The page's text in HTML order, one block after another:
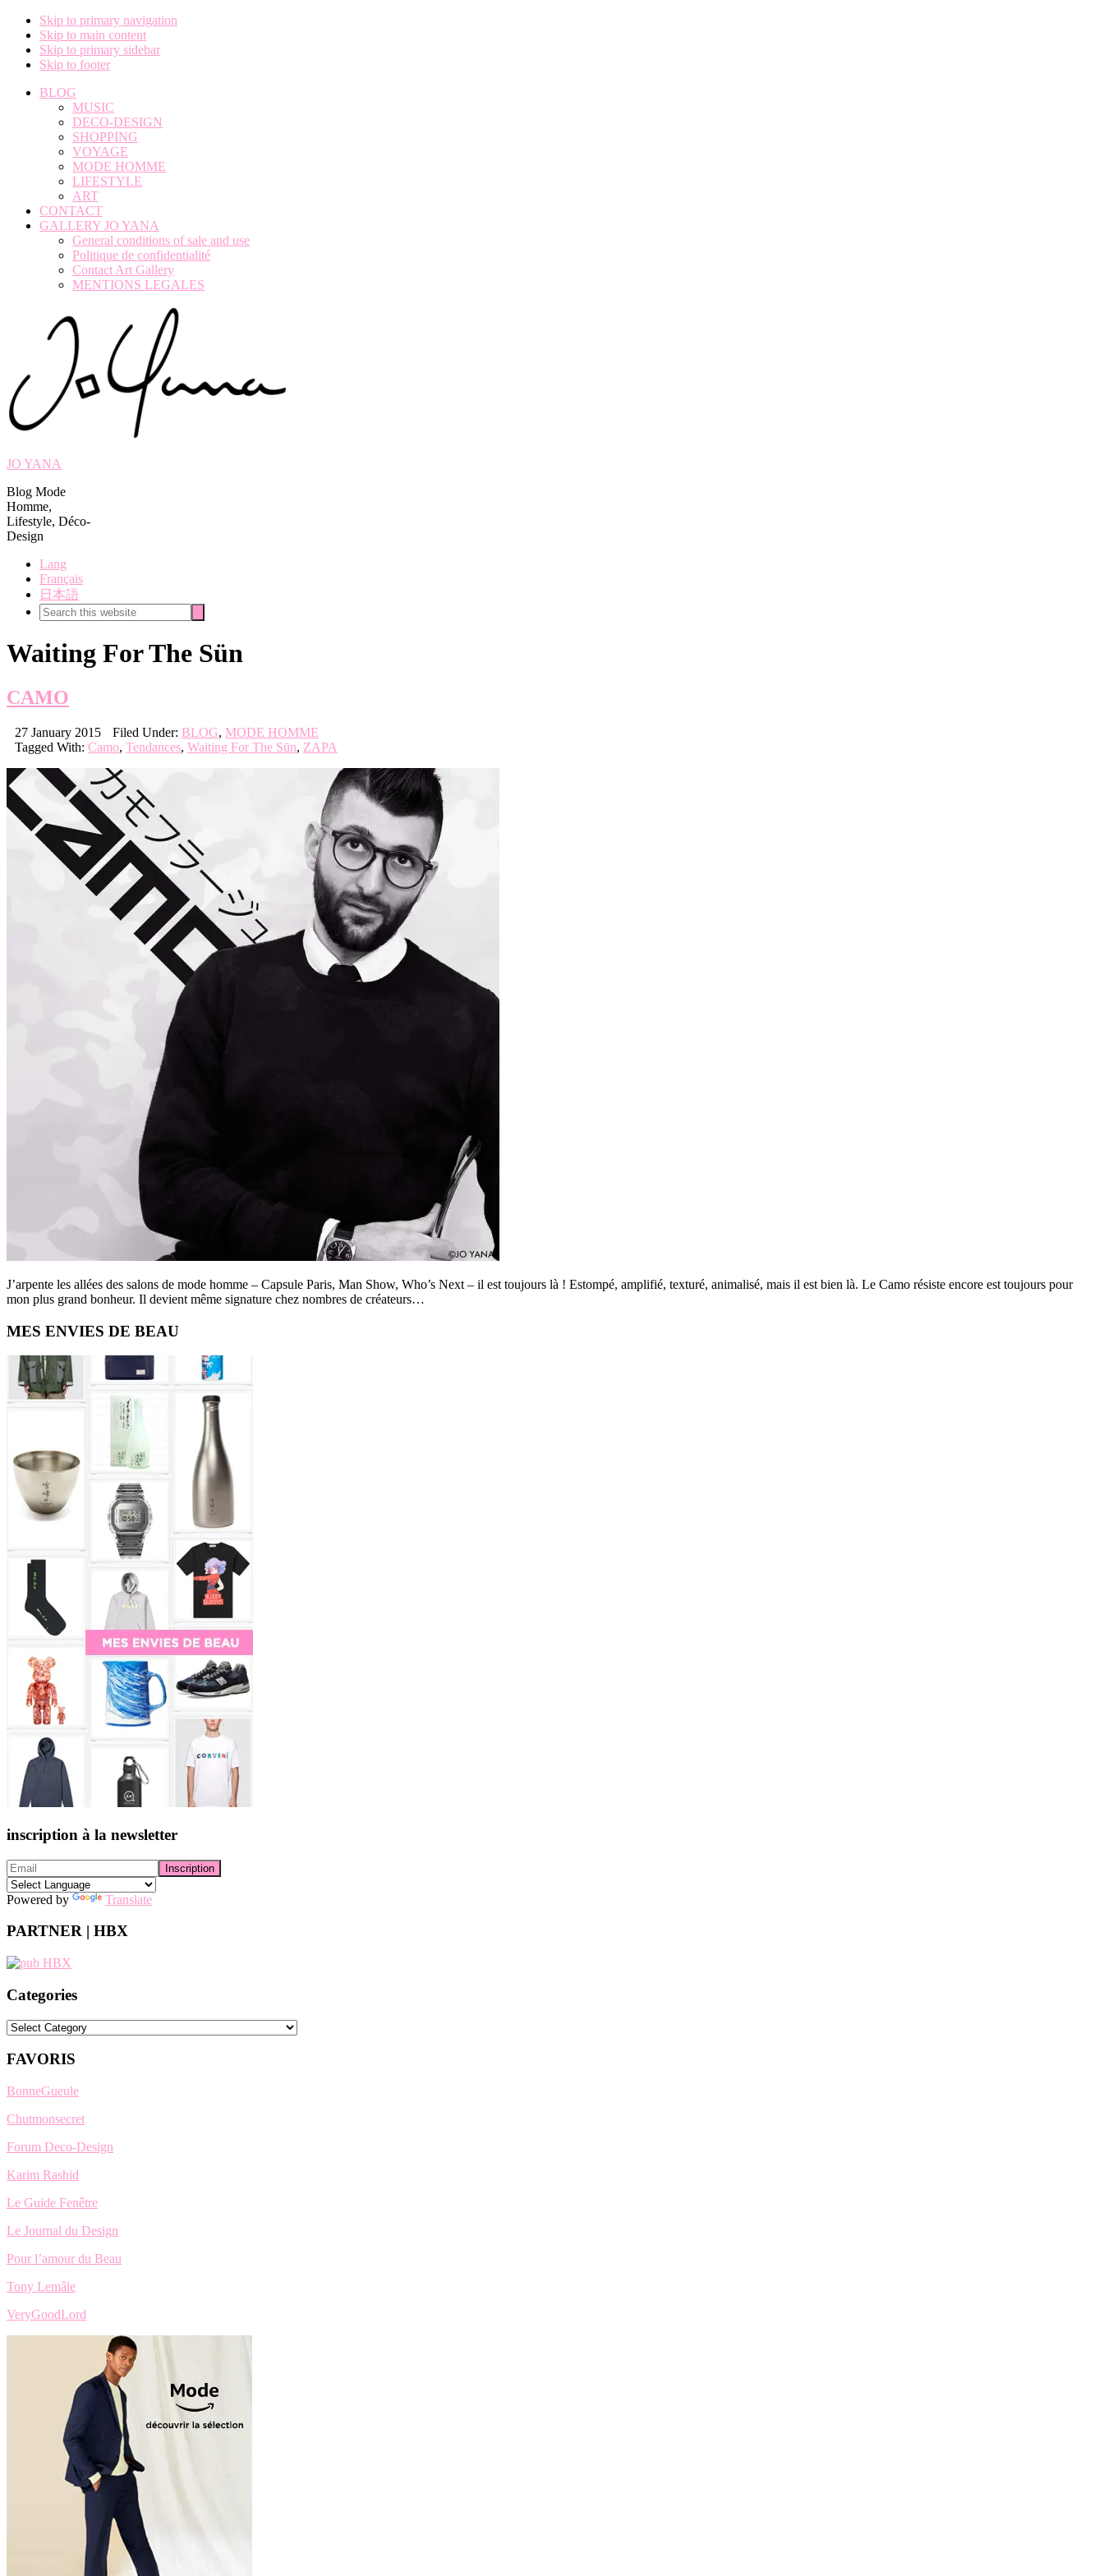
Skip to primary navigation
Skip to main content
Skip to primary sidebar
Skip to footer
BLOG
MUSIC
DECO-DESIGN
SHOPPING
VOYAGE
MODE HOMME
LIFESTYLE
ART
CONTACT
GALLERY JO YANA
General conditions of sale and use
Politique de confidentialité
Contact Art Gallery
MENTIONS LEGALES
JO YANA
Blog Mode
Homme,
Lifestyle, Déco-
Design
Lang
Français
日本語
Search
this
Waiting For The Sün
CAMO
27 January 2015 Filed Under: BLOG, MODE HOMME
Tagged With: Camo, Tendances, Waiting For The Sün, ZAPA
J’arpente les allées des salons de mode homme – Capsule Paris, Man Show, Who’s Next – il est toujours là ! Estompé, amplifié, texturé, animalisé, mais il est bien là. Le Camo résiste encore est toujours pour
mon plus grand bonheur. Il devient même signature chez nombres de créateurs…
Primary
Sidebar
MES ENVIES DE BEAU
inscription à la newsletter
Powered by Translate
PARTNER | HBX
Categories
Categories
FAVORIS
BonneGueule
Chutmonsecret
Forum Deco-Design
Karim Rashid
Le Guide Fenêtre
Le Journal du Design
Pour l’amour du Beau
Tony Lemâle
VeryGoodLord